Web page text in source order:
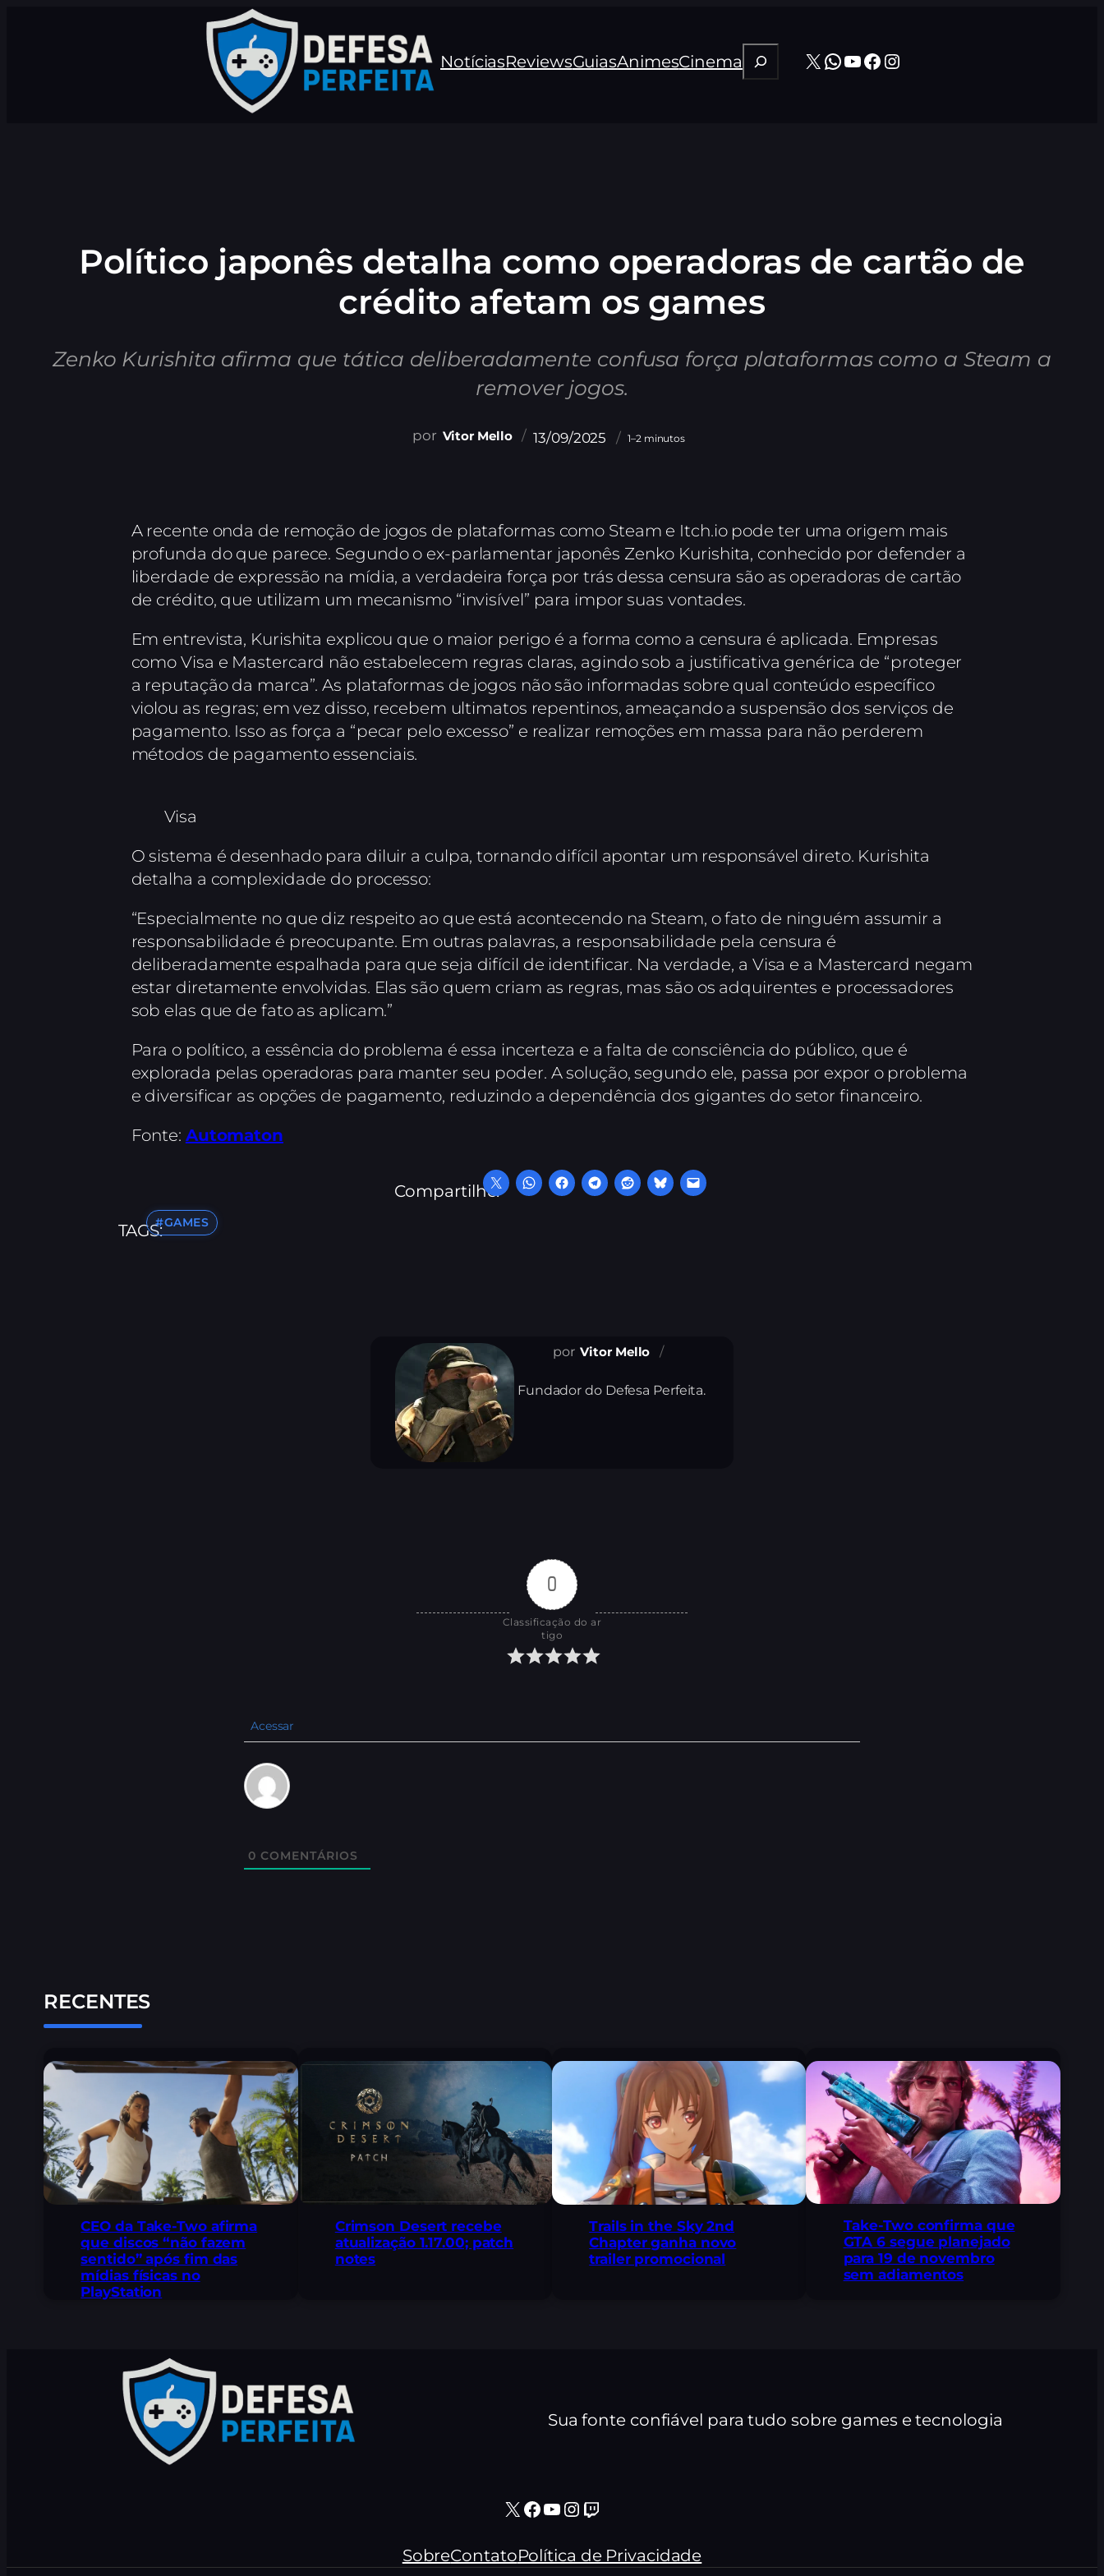
NotíciasReviewsGuiasAnimesCinema Pesquisar
X WhatsApp
Youtube
Facebook
Instagram
Político japonês detalha como operadoras de cartão de
crédito afetam os games
Zenko Kurishita afirma que tática deliberadamente confusa força plataformas como a Steam a
remover jogos.
Vitor Mello 13/09/2025 1–2 minutos
A recente onda de remoção de jogos de plataformas como Steam e Itch.io pode ter uma origem mais
profunda do que parece. Segundo o ex-parlamentar japonês Zenko Kurishita, conhecido por defender a
liberdade de expressão na mídia, a verdadeira força por trás dessa censura são as operadoras de cartão
de crédito, que utilizam um mecanismo “invisível” para impor suas vontades.
Em entrevista, Kurishita explicou que o maior perigo é a forma como a censura é aplicada. Empresas
como Visa e Mastercard não estabelecem regras claras, agindo sob a justificativa genérica de “proteger
a reputação da marca”. As plataformas de jogos não são informadas sobre qual conteúdo específico
violou as regras; em vez disso, recebem ultimatos repentinos, ameaçando a suspensão dos serviços de
pagamento. Isso as força a “pecar pelo excesso” e realizar remoções em massa para não perderem
métodos de pagamento essenciais.
Visa
O sistema é desenhado para diluir a culpa, tornando difícil apontar um responsável direto. Kurishita
detalha a complexidade do processo:
“Especialmente no que diz respeito ao que está acontecendo na Steam, o fato de ninguém assumir a
responsabilidade é preocupante. Em outras palavras, a responsabilidade pela censura é
deliberadamente espalhada para que seja difícil de identificar. Na verdade, a Visa e a Mastercard negam
estar diretamente envolvidas. Elas são quem criam as regras, mas são os adquirentes e processadores
sob elas que de fato as aplicam.”
Para o político, a essência do problema é essa incerteza e a falta de consciência do público, que é
explorada pelas operadoras para manter seu poder. A solução, segundo ele, passa por expor o problema
e diversificar as opções de pagamento, reduzindo a dependência dos gigantes do setor financeiro.
Fonte: Automaton
Compartilhe:
TAGS:#GAMES
Vitor Mello
Fundador do Defesa Perfeita.
0
Classificação do ar
tigo
Acessar
0 COMENTÁRIOS
RECENTES
CEO da Take-Two afirma
que discos “não fazem
sentido” após fim das
mídias físicas no
PlayStation
Crimson Desert recebe
atualização 1.17.00; patch
notes
Trails in the Sky 2nd
Chapter ganha novo
trailer promocional
Take-Two confirma que
GTA 6 segue planejado
para 19 de novembro
sem adiamentos
Sua fonte confiável para tudo sobre games e tecnologia
X Facebook Youtube Instagram Twitch
SobreContatoPolítica de Privacidade